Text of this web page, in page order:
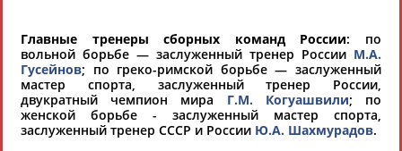
(греко-римская борьба), 725-47-42 (женская
борьба)
E-mail:rus@fila-wrestling.com
www.wrestrus.ru
Учреждена в 1993 году.
Президент - МАМИАШВИЛИ Михаил Геразиевич
Главные тренеры сборных команд России: по
вольной борьбе — заслуженный тренер России М.А.
Гусейнов; по греко-римской борьбе — заслуженный
мастер спорта, заслуженный тренер России,
двукратный чемпион мира Г.М. Когуашвили; по
женской борьбе - заслуженный мастер спорта,
заслуженный тренер СССР и России Ю.А. Шахмурадов.